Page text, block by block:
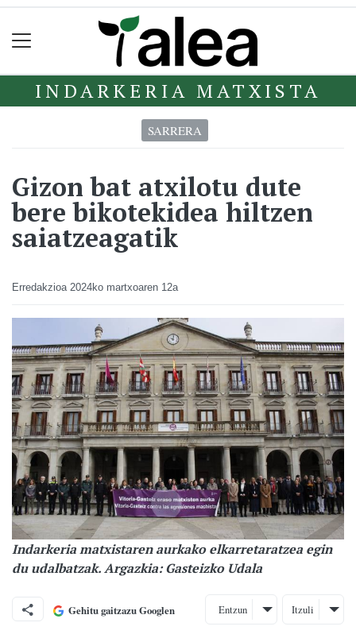
INDARKERIA MATXISTA
SARRERA
Gizon bat atxilotu dute
bere bikotekidea hiltzen
saiatzeagatik
Erredakzioa 2024ko martxoaren 12a
Indarkeria matxistaren aurkako elkarretaratzea egin
du udalbatzak. Argazkia: Gasteizko Udala
Gehitu gaitzazu Googlen Entzun Itzuli